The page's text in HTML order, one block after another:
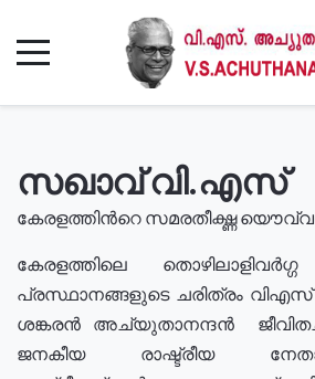
സഖാവ് വി.എസ്
കേരളത്തിൻറെ സമരതീക്ഷ്ണ
കേരളത്തിലെ
പ്രസ്ഥാനങ്ങളുടെ ചരിത്രം വിഎസ്
ശങ്കരൻ അച്യുതാനന്ദൻ
ജനകീയ രാഷ്ട്രീയ